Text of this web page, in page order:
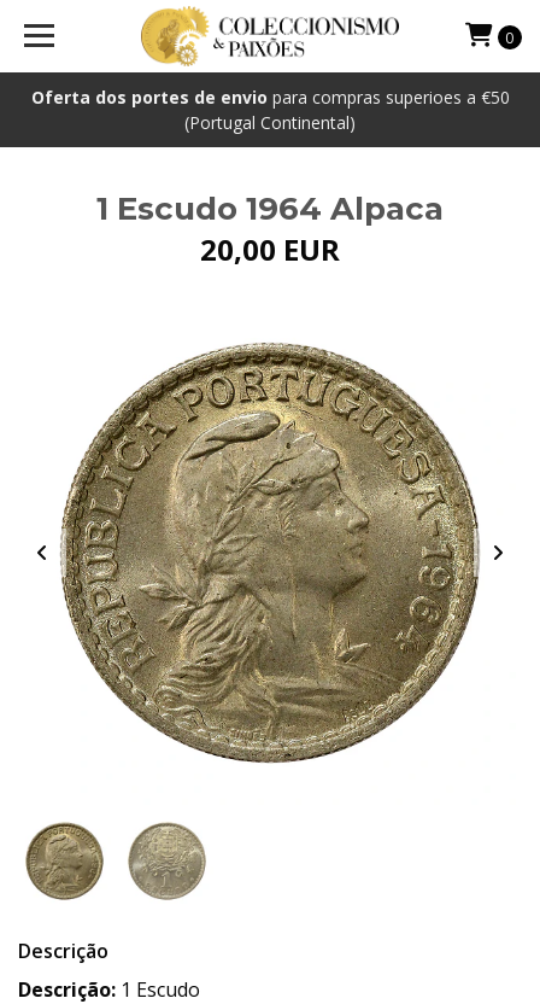
Oferta dos portes de envio para compras superioes a €50
(Portugal Continental)
0
1 Escudo 1964 Alpaca
20,00 EUR
Descrição
Descrição: 1 Escudo